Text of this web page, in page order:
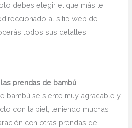
debes elegir el que más te
al sitio web de
todos sus detalles.
prendas de bambú
bambú se siente muy agradable y
con la piel, teniendo muchas
con otras prendas de